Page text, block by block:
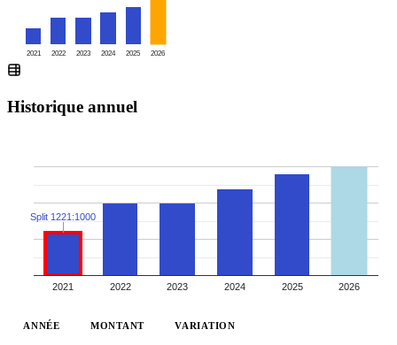
2021 2022 2023 2024 2025 2026
Historique annuel
2021 2022 2023 2024 2025 2026
Split 1221:1000
ANNÉE MONTANT VARIATION